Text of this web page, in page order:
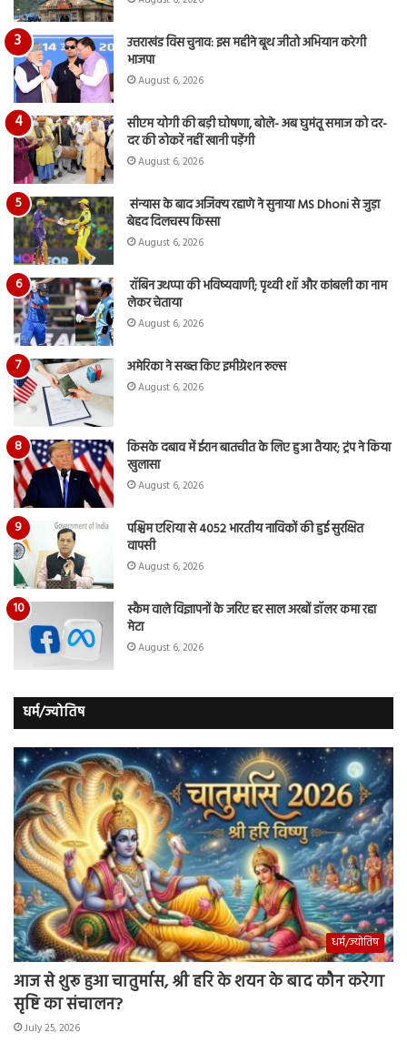
उत्तराखंड विस चुनाव: इस महीने बूथ जीतो अभियान करेगी
भाजपा
August 6, 2026
सीएम योगी की बड़ी घोषणा, बोले- अब घुमंतू समाज को दर-
दर की ठोकरें नहीं खानी पड़ेंगी
August 6, 2026
संन्यास के बाद अजिंक्‍य रहाणे ने सुनाया MS Dhoni से जुड़ा
बेहद दिलचस्प किस्सा
August 6, 2026
रॉबिन उथप्पा की भविष्यवाणी; पृथ्वी शॉ और कांबली का नाम
लेकर चेताया
August 6, 2026
अमेरिका ने सख्त किए इमीग्रेशन रूल्स
August 6, 2026
किसके दबाव में ईरान बातचीत के लिए हुआ तैयार; ट्रंप ने किया
खुलासा
August 6, 2026
पश्चिम एशिया से 4052 भारतीय नाविकों की हुई सुरक्षित
वापसी
August 6, 2026
स्कैम वाले विज्ञापनों के जरिए हर साल अरबों डॉलर कमा रहा
मेटा
August 6, 2026
धर्म/ज्योतिष
धर्म/ज्योतिष
आज से शुरू हुआ चातुर्मास, श्री हरि के शयन के बाद कौन करेगा
सृष्टि का संचालन?
July 25, 2026